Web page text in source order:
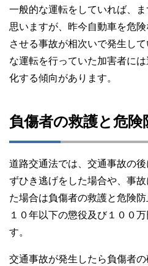
一般的な運転をしていれば、
思いますが、昨今自動車を危
させる事故が相次いで発生し
な運転を行っていた加害者に
化する傾向があります。
負傷者の救護と危険
道路交通法では、交通事故の
ずひき逃げをした場合や、事
た場合は負傷者の救護と危険
１０年以下の懲役及び１００
す。
交通事故が発生したら負傷者